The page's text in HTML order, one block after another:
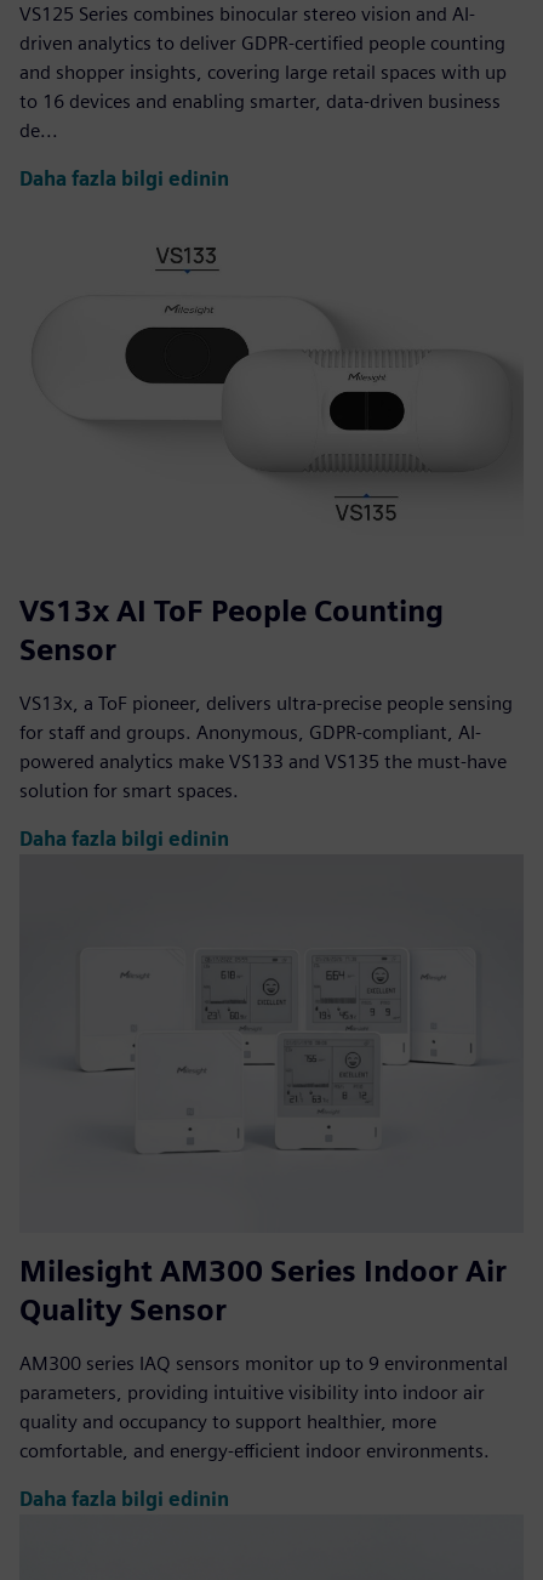
VS125 Series combines binocular stereo vision and AI-
driven analytics to deliver GDPR-certified people counting
and shopper insights, covering large retail spaces with up
to 16 devices and enabling smarter, data-driven business
de...
Daha fazla bilgi edinin
VS13x AI ToF People Counting
Sensor
VS13x, a ToF pioneer, delivers ultra-precise people sensing
for staff and groups. Anonymous, GDPR-compliant, AI-
powered analytics make VS133 and VS135 the must-have
solution for smart spaces.
Daha fazla bilgi edinin
Milesight AM300 Series Indoor Air
Quality Sensor
AM300 series IAQ sensors monitor up to 9 environmental
parameters, providing intuitive visibility into indoor air
quality and occupancy to support healthier, more
comfortable, and energy-efficient indoor environments.
Daha fazla bilgi edinin